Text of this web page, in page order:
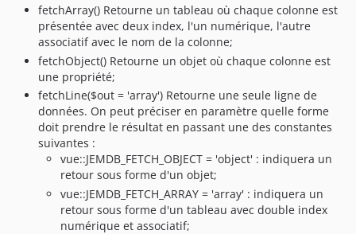
fetchArray() Retourne un tableau où chaque colonne est
présentée avec deux index, l'un numérique, l'autre
associatif avec le nom de la colonne;
fetchObject() Retourne un objet où chaque colonne est
une propriété;
fetchLine($out = 'array') Retourne une seule ligne de
données. On peut préciser en paramètre quelle forme
doit prendre le résultat en passant une des constantes
suivantes :
vue::JEMDB_FETCH_OBJECT = 'object' : indiquera un
retour sous forme d'un objet;
vue::JEMDB_FETCH_ARRAY = 'array' : indiquera un
retour sous forme d'un tableau avec double index
numérique et associatif;